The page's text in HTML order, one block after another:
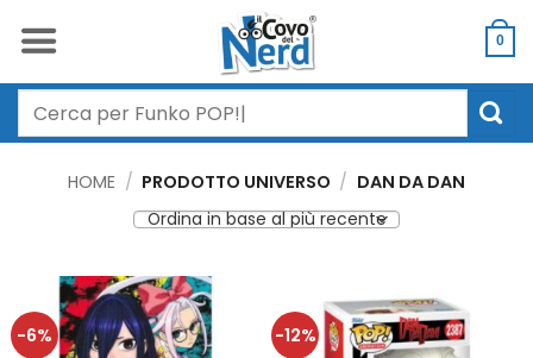
0
Cerca:
HOME / PRODOTTO UNIVERSO / DAN DA DAN
-6% -12%